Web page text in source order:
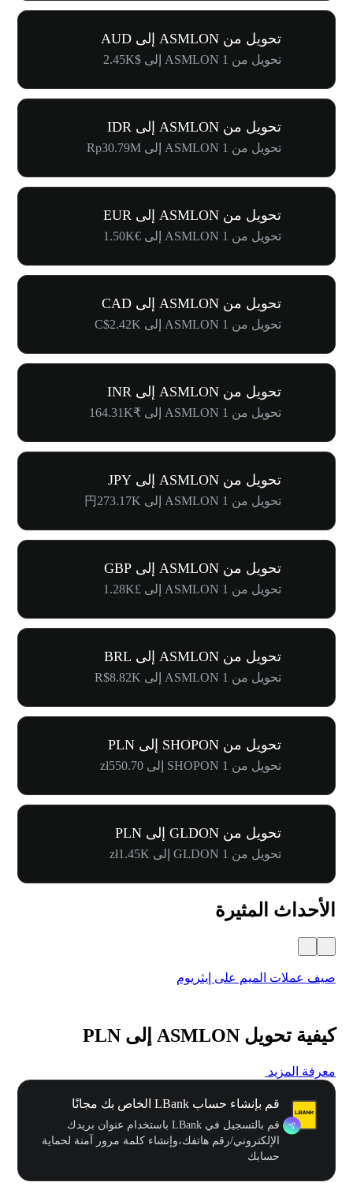
تحويل من ASMLON إلى AUD
تحويل من 1 ASMLON إلى $2.45K
تحويل من ASMLON إلى IDR
تحويل من 1 ASMLON إلى Rp30.79M
تحويل من ASMLON إلى EUR
تحويل من 1 ASMLON إلى €1.50K
تحويل من ASMLON إلى CAD
تحويل من 1 ASMLON إلى C$2.42K
تحويل من ASMLON إلى INR
تحويل من 1 ASMLON إلى ₹164.31K
تحويل من ASMLON إلى JPY
تحويل من 1 ASMLON إلى 円273.17K
تحويل من ASMLON إلى GBP
تحويل من 1 ASMLON إلى £1.28K
تحويل من ASMLON إلى BRL
تحويل من 1 ASMLON إلى R$8.82K
تحويل من SHOPON إلى PLN
تحويل من 1 SHOPON إلى zł550.70
تحويل من GLDON إلى PLN
تحويل من 1 GLDON إلى zł1.45K
الأحداث المثيرة
صيف عملات الميم على إيثريوم
كيفية تحويل ASMLON إلى PLN
معرفة المزيد
قم بإنشاء حساب LBank الخاص بك مجانًا
قم بالتسجيل في LBank باستخدام عنوان بريدك
الإلكتروني/رقم هاتفك،وإنشاء كلمة مرور آمنة لحماية
حسابك